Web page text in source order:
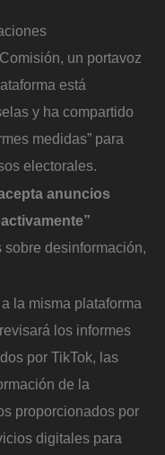
un portavoz
está
y ha compartido
medidas” para
electorales.
anuncios
desinformación,
la misma plataforma
los informes
por TikTok, las
de la
proporcionados por
digitales para